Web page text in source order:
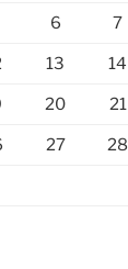
6 7
13 14
20 21
27 28